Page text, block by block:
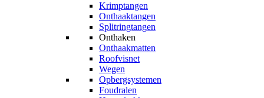
Krimptangen
Onthaaktangen
Splitringtangen
Onthaken
Onthaakmatten
Roofvisnet
Wegen
Opbergsystemen
Foudralen